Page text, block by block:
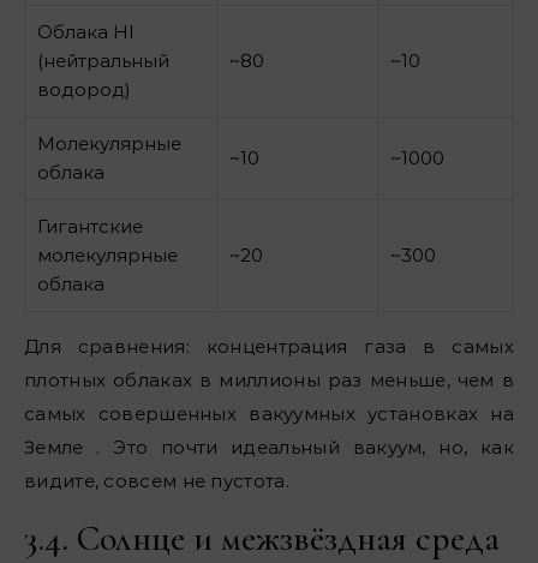
Облака HI
(нейтральный
водород)
~80 ~10
Молекулярные
облака
~10 ~1000
Гигантские
молекулярные
облака
~20 ~300
Для сравнения: концентрация газа в самых
плотных облаках в миллионы раз меньше, чем в
самых совершенных вакуумных установках на
Земле . Это почти идеальный вакуум, но, как
видите, совсем не пустота.
3.4. Солнце и межзвёздная среда